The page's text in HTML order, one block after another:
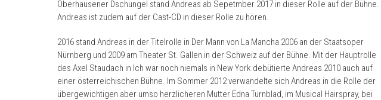
Oberhausener Dschungel stand Andreas ab Sepetmber 2017 in dieser Rolle auf der Bühne.
Andreas ist zudem auf der Cast-CD in dieser Rolle zu hören.
2016 stand Andreas in der Titelrolle in Der Mann von La Mancha 2006 an der Staatsoper
Nürnberg und 2009 am Theater St. Gallen in der Schweiz auf der Bühne. Mit der Hauptrolle
des Axel Staudach in Ich war noch niemals in New York debütierte Andreas 2010 auch auf
einer österreichischen Bühne. Im Sommer 2012 verwandelte sich Andreas in die Rolle der
übergewichtigen aber umso herzlicheren Mutter Edna Turnblad, im Musical Hairspray, bei